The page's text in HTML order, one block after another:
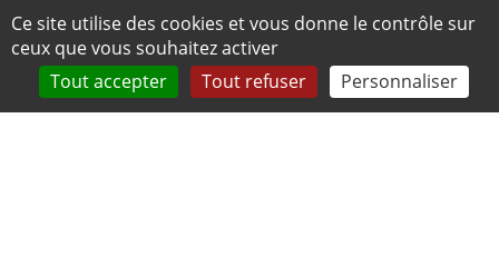
Panneau de gestion des cookies
Ce site utilise des cookies et vous donne le contrôle sur
ceux que vous souhaitez activer
Tout accepter
Tout refuser Personnaliser